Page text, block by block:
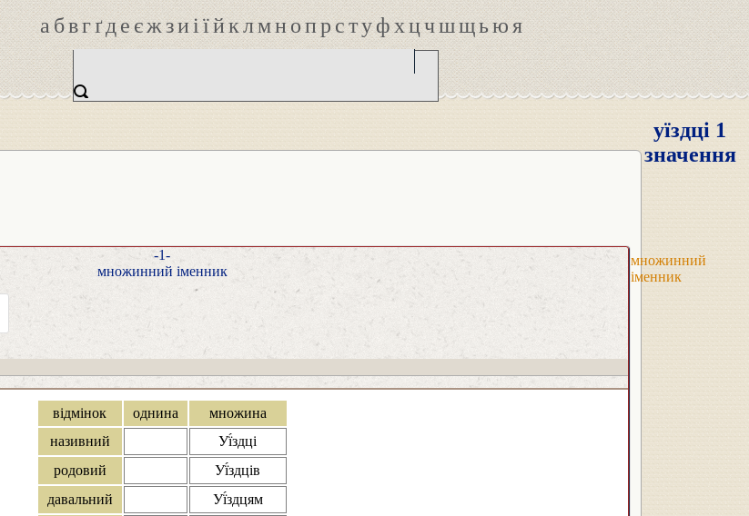
абвгґдеєжзиіїйклмнопрстуфхцчшщьюя
уїздці 1
значення
множинний
іменник
-1-
множинний іменник
відмінок однина
множина
називний
Уї́здці
родовий
Уї́здців
давальний
Уї́здцям